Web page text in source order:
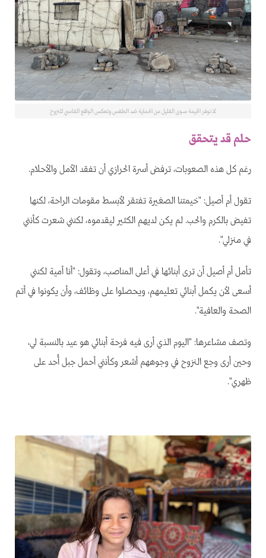
لا توفر الخيمة سوى القليل من الحماية ضد الطقس وتعكس الواقع القاسي للنزوح
حلم قد يتحقق
رغم كل هذه الصعوبات، ترفض أسرة الحرازي أن تفقد الأمل والأحلام.
تقول أم أصيل: "خيمتنا الصغيرة تفتقر لأبسط مقومات الراحة، لكنها
تفيض بالكرم والحب. لم يكن لديهم الكثير ليقدموه، لكنني شعرت كأنني
في منزلي".
تأمل أم أصيل أن ترى أبنائها في أعلى المناصب، وتقول: "أنا أمية لكنني
أسعى لأن يكمل أبنائي تعليمهم، ويحصلوا على وظائف، وأن يكونوا في أتم
الصحة والعافية".
وتصف مشاعرها: "اليوم الذي أرى فيه فرحة أبنائي هو عيد بالنسبة لي،
وحين أرى وجع النزوح في وجوههم أشعر وكأنني أحمل جبل أُحد على
ظهري".